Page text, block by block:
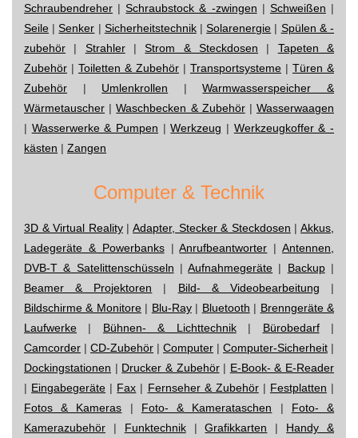
Schraubendreher |Schraubstock & -zwingen | Schweißen |
Seile |Senker | Sicherheitstechnik|Solarenergie | Spülen & -
zubehör | Strahler|Strom & Steckdosen | Tapeten &
Zubehör | Toiletten & Zubehör | Transportsysteme | Türen &
Zubehör | Umlenkrollen |Warmwasserspeicher &
Wärmetauscher |Waschbecken & Zubehör|Wasserwaagen
| Wasserwerke & Pumpen |Werkzeug | Werkzeugkoffer & -
kästen | Zangen
Computer & Technik
3D & Virtual Reality|Adapter, Stecker & Steckdosen |Akkus,
Ladegeräte & Powerbanks|Anrufbeantworter |Antennen,
DVB-T & Satelittenschüsseln |Aufnahmegeräte | Backup|
Beamer & Projektoren | Bild- & Videobearbeitung |
Bildschirme & Monitore| Blu-Ray| Bluetooth | Brenngeräte &
Laufwerke | Bühnen- & Lichttechnik| Bürobedarf|
Camcorder | CD-Zubehör | Computer | Computer-Sicherheit |
Dockingstationen | Drucker & Zubehör| E-Book- & E-Reader
| Eingabegeräte | Fax | Fernseher & Zubehör| Festplatten |
Fotos & Kameras | Foto- & Kamerataschen | Foto- &
Kamerazubehör | Funktechnik|Grafikkarten | Handy &